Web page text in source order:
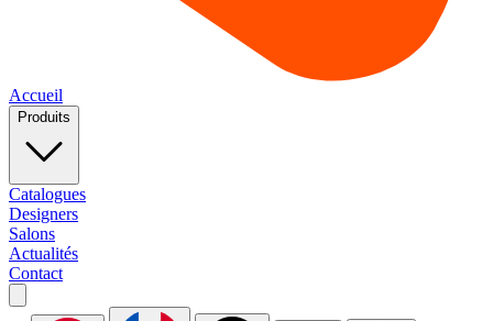
Accueil
Produits
Catalogues
Designers
Salons
Actualités
Contact